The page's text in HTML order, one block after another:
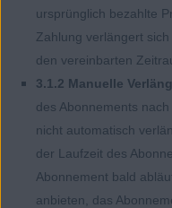
ursprünglich bezahlte
Zahlung verlängert
den vereinbarten
3.1.2 Manuelle
des Abonnements
nicht automatisch
der Laufzeit des
Abonnement bald
anbieten, das